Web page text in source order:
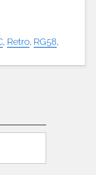
Retro RG58
Search